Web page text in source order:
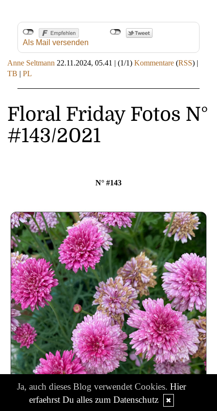
Als Mail versenden
Anne Seltmann 22.11.2024, 05.41 | (1/1) Kommentare (RSS) |
TB | PL
Floral Friday Fotos N°
#143/2021
N° #143
Ja, auch dieses Blog verwendet Cookies. Hier
erfaehrst Du alles zum Datenschutz
✖